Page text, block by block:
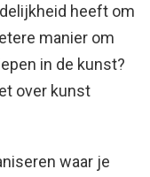
heeft om
manier om
in de kunst?
over kunst
waar je